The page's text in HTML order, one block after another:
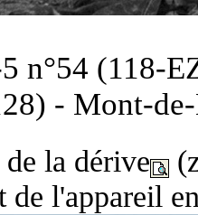
n°54 (118-
- Mont-
la dérive
de l'appareil